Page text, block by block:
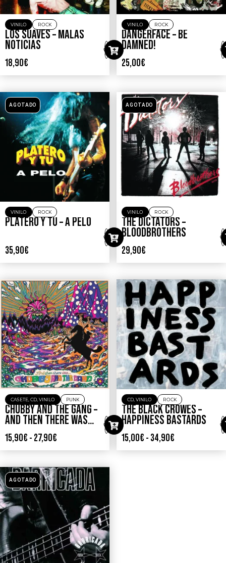
VINILO ROCK
LOS SUAVES – MALAS
NOTICIAS
18,90€
VINILO ROCK
DANGERFACE – BE
DAMNED!
25,00€
AGOTADO
VINILO ROCK
PLATERO Y TU – A PELO
35,90€
AGOTADO
VINILO ROCK
THE DICTATORS –
BLOODBROTHERS
29,90€
CASETE, CD, VINILO PUNK
CHUBBY AND THE GANG –
AND THEN THERE WAS…
15,90€ - 27,90€
CD, VINILO ROCK
THE BLACK CROWES –
HAPPINESS BASTARDS
15,00€ - 34,90€
AGOTADO